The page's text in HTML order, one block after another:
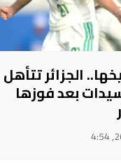
الجزائر تتأهل
بعد فوزها